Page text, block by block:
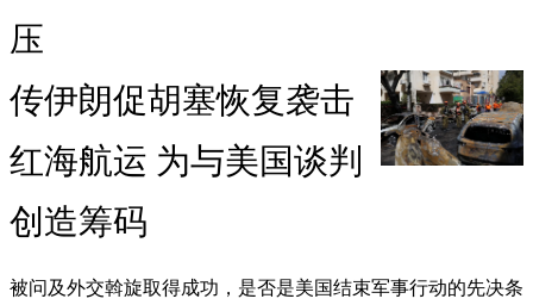
压
传伊朗促胡塞恢复袭击
红海航运 为与美国谈判
创造筹码
被问及外交斡旋取得成功，是否是美国结束军事行动的先决条